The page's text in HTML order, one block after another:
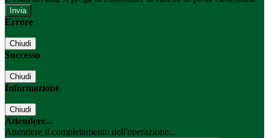
Errore
Chiudi
Successo
Chiudi
Informazione
Chiudi
Attendere...
Attendere il completamento dell'operazione...